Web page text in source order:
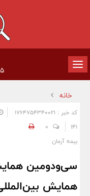
تغییر
وضعیت
ناوبری
خانه
کد خبر : 1764754340021
141
0
بیمه آرمان
سی‌ودومین
همایش